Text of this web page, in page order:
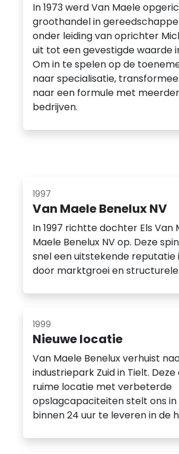
In 1973 werd Van Maele
groothandel in
onder leiding van oprichter
uit tot een gevestigde waarde
Om in te spelen op de
naar specialisatie,
naar een formule met
bedrijven.
1997
Van Maele Benelux NV
In 1997 richtte dochter Els Van
Maele Benelux NV op. Deze
snel een uitstekende reputatie
door marktgroei en
1999
Nieuwe locatie
Van Maele Benelux verhuist
industriepark Zuid in Tielt.
ruime locatie met verbeterde
opslagcapaciteiten stelt ons
binnen 24 uur te leveren in de